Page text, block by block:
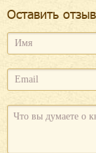
Оcтавить отзыв